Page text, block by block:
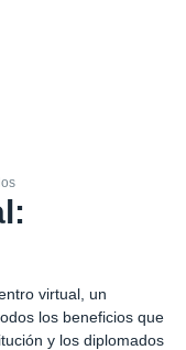
virtual, un
los beneficios que
y los diplomados